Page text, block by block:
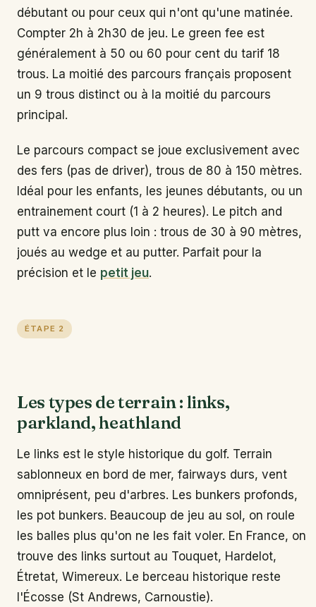
débutant ou pour ceux qui n'ont qu'une matinée.
Compter 2h à 2h30 de jeu. Le green fee est
généralement à 50 ou 60 pour cent du tarif 18
trous. La moitié des parcours français proposent
un 9 trous distinct ou à la moitié du parcours
principal.
Le parcours compact se joue exclusivement avec
des fers (pas de driver), trous de 80 à 150 mètres.
Idéal pour les enfants, les jeunes débutants, ou un
entrainement court (1 à 2 heures). Le pitch and
putt va encore plus loin : trous de 30 à 90 mètres,
joués au wedge et au putter. Parfait pour la
précision et le petit jeu.
ÉTAPE 2
Les types de terrain : links,
parkland, heathland
Le links est le style historique du golf. Terrain
sablonneux en bord de mer, fairways durs, vent
omniprésent, peu d'arbres. Les bunkers profonds,
les pot bunkers. Beaucoup de jeu au sol, on roule
les balles plus qu'on ne les fait voler. En France, on
trouve des links surtout au Touquet, Hardelot,
Étretat, Wimereux. Le berceau historique reste
l'Écosse (St Andrews, Carnoustie).